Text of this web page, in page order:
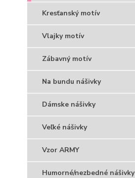
Kresťanský motív
Vlajky motív
Zábavný motív
Na bundu nášivky
Dámske nášivky
Veľké nášivky
Vzor ARMY
Humorné/nezbedné nášivky